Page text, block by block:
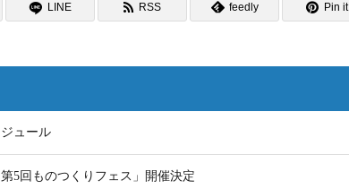
LINE RSS feedly Pin it
ュール
第5回ものつくりフェス」開催決定